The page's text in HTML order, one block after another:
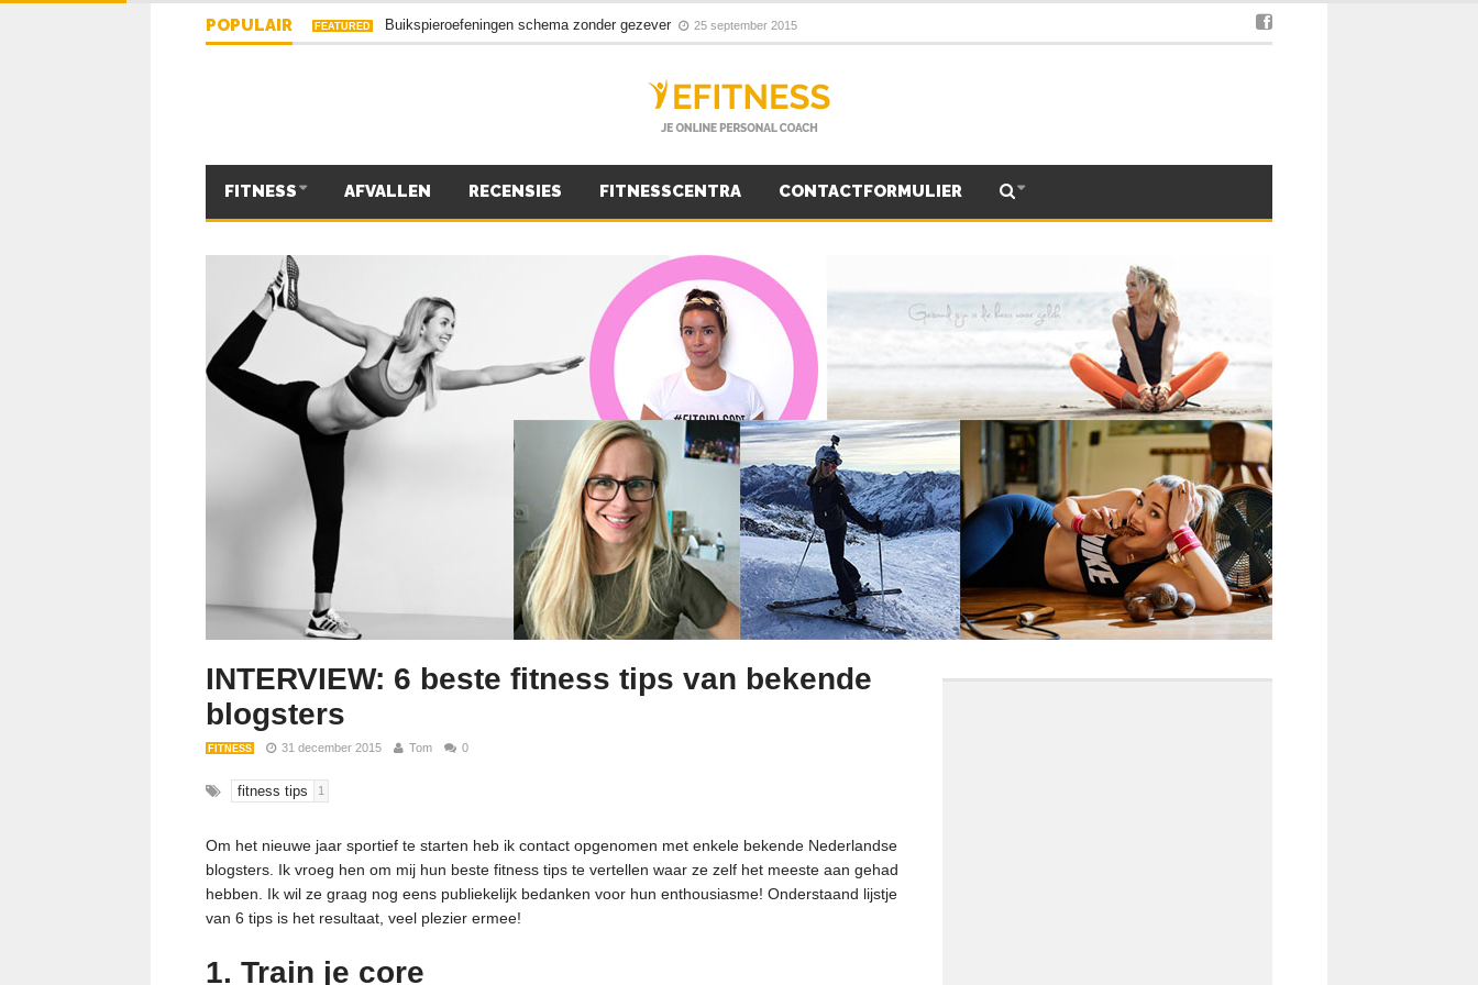
POPULAIR FEATURED De 5 beste buikspieroefeningen voor een sixpack! 22 september 2015
FITNESS AFVALLEN RECENSIES FITNESSCENTRA CONTACTFORMULIER
INTERVIEW: 6 beste fitness tips van bekende
blogsters
FITNESS 31 december 2015 Tom 0
fitness tips 1
Om het nieuwe jaar sportief te starten heb ik contact opgenomen met enkele bekende Nederlandse
blogsters. Ik vroeg hen om mij hun beste fitness tips te vertellen waar ze zelf het meeste aan gehad
hebben. Ik wil ze graag nog eens publiekelijk bedanken voor hun enthousiasme! Onderstaand lijstje
van 6 tips is het resultaat, veel plezier ermee!
1. Train je core